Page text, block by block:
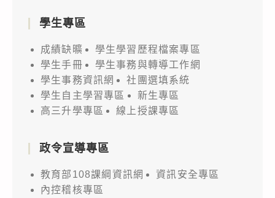
學生專區
成績缺曠
學生學習歷程檔案專區
學生手冊
學生事務與轉導工作網
學生事務資訊網
社團選填系統
學生自主學習專區
新生專區
高三升學專區
線上授課專區
政令宣導專區
教育部108課綱資訊網
資訊安全專區
內控稽核專區